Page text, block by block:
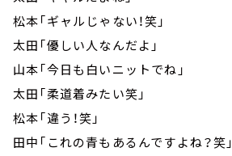
松本「ギャルじゃない！笑」
太田「優しい人なんだよ」
山本「今日も白いニットでね」
太田「柔道着みたい笑」
松本「違う！笑」
田中「これの青もあるんですよね？笑」